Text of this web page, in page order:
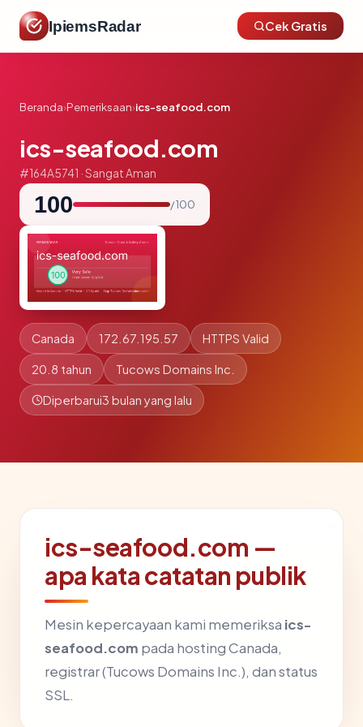
IpiemsRadar Cek Gratis
Beranda›Pemeriksaan›ics-seafood.com
ics-seafood.com
#164A5741 · Sangat Aman
100 / 100
Canada 172.67.195.57 HTTPS Valid
20.8 tahun Tucows Domains Inc.
Diperbarui3 bulan yang lalu
ics-seafood.com —
apa kata catatan publik
Mesin kepercayaan kami memeriksa ics-
seafood.com pada hosting Canada,
registrar (Tucows Domains Inc.), dan status
SSL.